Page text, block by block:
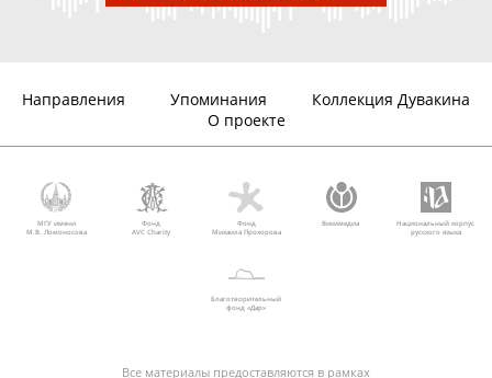
Направления Упоминания
Коллекция Дувакина
О проекте
МГУ имени
М.В. Ломоносова
Фонд
AVC Charity
Фонд
Михаила Прохорова
Викимедиа
Национальный корпус
русского языка
Благотворительный
фонд «Дар»
Все материалы предоставляются в рамках